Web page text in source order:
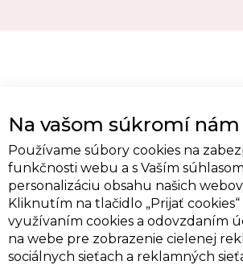
Na vašom súkromí
Používame súbory cookies na
funkčnosti webu a s Vaším
personalizáciu obsahu našich
Kliknutím na tlačidlo „Prijať
využívaním cookies a odovzdaním
na webe pre zobrazenie cielenej
sociálnych sieťach a reklamných